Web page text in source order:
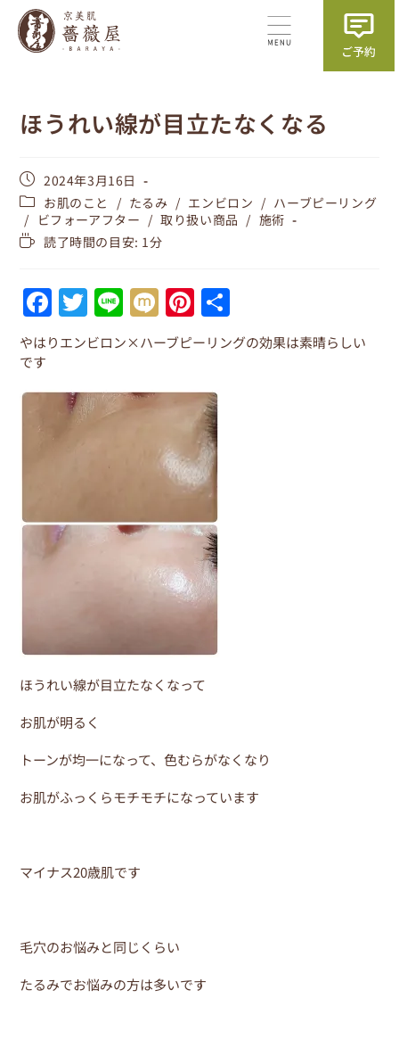
ほうれい線が目立たなくなる
2024年3月16日
お肌のこと
/ たるみ / エンビロン / ハーブピーリング
/ ビフォーアフター / 取り扱い商品 / 施術
読了時間の目安: 1分
F
a
c
e
b
o
T
w
itt
er
Li
n
e
M
ix
Pi
nt
er
e
st
有
やはりエンビロン×ハーブピーリングの効果は素晴らしい
です
ほうれい線が目立たなくなって
お肌が明るく
トーンが均一になって、色むらがなくなり
お肌がふっくらモチモチになっています
マイナス20歳肌です
毛穴のお悩みと同じくらい
たるみでお悩みの方は多いです